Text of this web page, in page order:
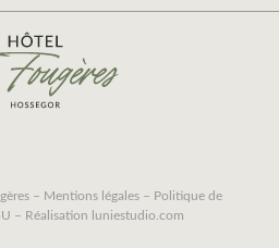
– Mentions légales– Politique de
– Réalisation luniestudio.com